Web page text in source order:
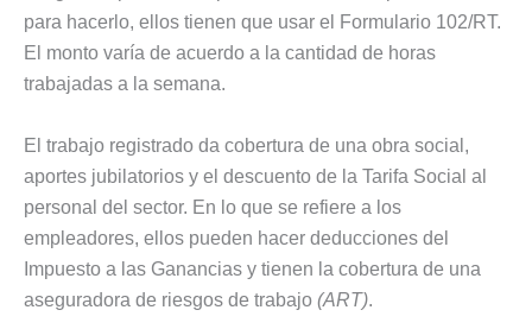
para hacerlo, ellos tienen que usar el Formulario 102/RT.
El monto varía de acuerdo a la cantidad de horas
trabajadas a la semana.
El trabajo registrado da cobertura de una obra social,
aportes jubilatorios y el descuento de la Tarifa Social al
personal del sector. En lo que se refiere a los
empleadores, ellos pueden hacer deducciones del
Impuesto a las Ganancias y tienen la cobertura de una
aseguradora de riesgos de trabajo (ART).